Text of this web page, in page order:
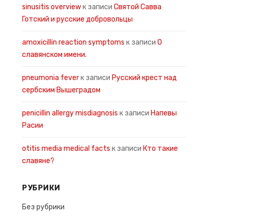
sinusitis overviewк записи Святой Савва
Готский и русские добровольцы
amoxicillin reaction symptoms к записи О
славянском имени.
pneumonia feverк записи Русский крест над
сербским Вышеградом
penicillin allergy misdiagnosis к записи Напевы
Расии
otitis media medical facts к записи Кто такие
славяне?
РУБРИКИ
Без рубрики